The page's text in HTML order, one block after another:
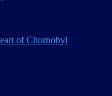
of Chornobyl